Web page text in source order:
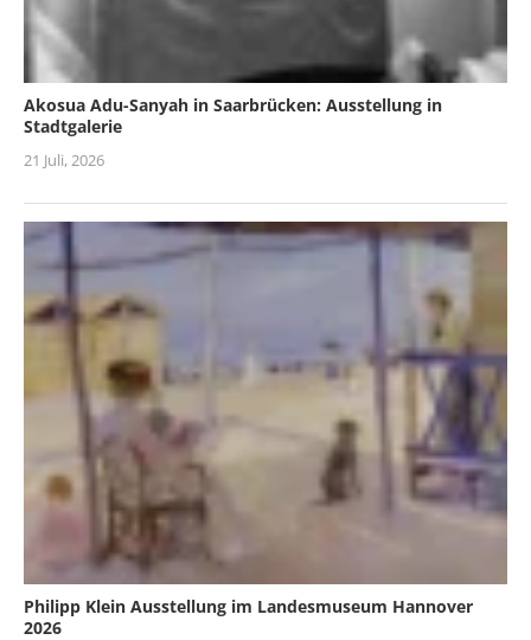
Akosua Adu-Sanyah in Saarbrücken: Ausstellung in
Stadtgalerie
21 Juli, 2026
Philipp Klein Ausstellung im Landesmuseum Hannover
2026